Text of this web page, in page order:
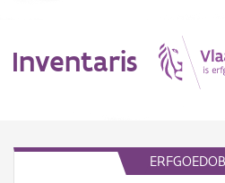
Inventaris